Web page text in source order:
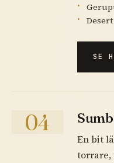
SE
04
En bit
torrare,